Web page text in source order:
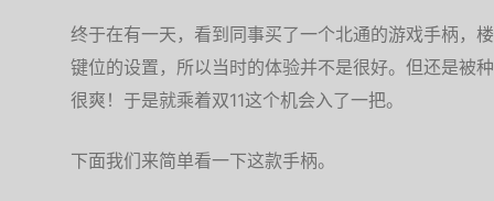
终于在有一天，看到同事买了一个北通的游戏手柄，
键位的设置，所以当时的体验并不是很好。但还是被
很爽！于是就乘着双11这个机会入了一把。
下面我们来简单看一下这款手柄。